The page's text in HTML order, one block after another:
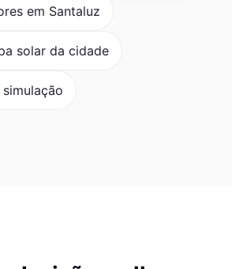
em Santaluz
solar da cidade